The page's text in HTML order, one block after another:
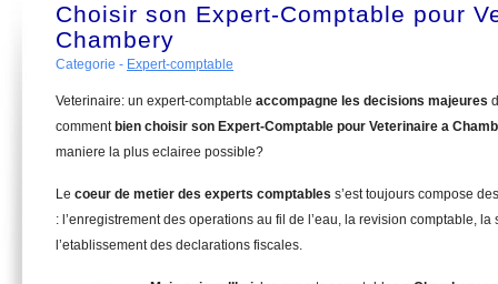
Choisir son Expert-Comptable pour
Chambery
Categorie - Expert-comptable
Veterinaire: un expert-comptable accompagne les decisions majeures
comment bien choisir son Expert-Comptable pour Veterinaire a
maniere la plus eclairee possible?
Le coeur de metier des experts comptables s’est toujours compose
: l’enregistrement des operations au fil de l’eau, la revision comptable, la
l’etablissement des declarations fiscales.